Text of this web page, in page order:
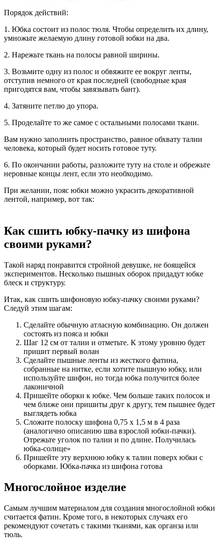
Порядок действий:
1. Юбка состоит из полос тюля. Чтобы определить их длину,
умножьте желаемую длину готовой юбки на два.
2. Нарежьте ткань на полосы равной ширины.
3. Возьмите одну из полос и обвяжите ее вокруг ленты,
отступив немного от края последней (свободные края
пригодятся вам, чтобы завязывать бант).
4. Затяните петлю до упора.
5. Проделайте то же самое с остальными полосами ткани.
Вам нужно заполнить пространство, равное обхвату талии
человека, который будет носить готовое туту.
6. По окончании работы, разложите туту на столе и обрежьте
неровные концы лент, если это необходимо.
При желании, пояс юбки можно украсить декоративной
лентой, например, вот так:
Как сшить юбку-пачку из шифона
своими руками?
Такой наряд понравится стройной девушке, не боящейся
экспериментов. Несколько пышных оборок придадут юбке
блеск и структуру.
Итак, как сшить шифоновую юбку-пачку своими руками?
Следуй этим шагам:
Сделайте обычную атласную комбинацию. Он должен
состоять из пояса и юбки
Шаг 12 см от талии и отметьте. К этому уровню будет
пришит первый волан
Сделайте пышные ленты из жесткого фатина,
собранные на нитке, если хотите пышную юбку, или
используйте шифон, но тогда юбка получится более
лаконичной
Пришейте оборки к юбке. Чем больше таких полосок и
чем ближе они пришиты друг к другу, тем пышнее будет
выглядеть юбка
Сложите полоску шифона 0,75 х 1,5 м в 4 раза
(аналогично описанию шва взрослой юбки-пачки).
Отрежьте уголок по талии и по длине. Получилась
юбка-солнце»
Пришейте эту верхнюю юбку к талии поверх юбки с
оборками. Юбка-пачка из шифона готова
Многослойное изделие
Самым лучшим материалом для создания многослойной юбки
считается фатин. Кроме того, в некоторых случаях его
рекомендуют сочетать с такими тканями, как органза или
тюль.